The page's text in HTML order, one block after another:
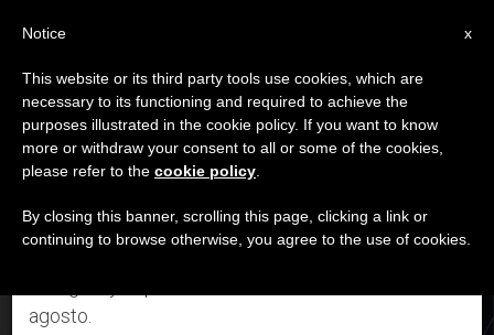
DÍA
Noviembre 19th, 2025
ÚLTIMAS NOTICIAS
Lo que la encuesta teológica de 2025 revela sobre la fe
×
Aviso importante
Del 27 de julio al 7 de agosto haremos la pausa
anual, aprovechando que en el periodo de verano
se generan menos informaciones y también el
agosto.
x
Notice
This website or its third party tools use cookies, which are
necessary to its functioning and required to achieve the
purposes illustrated in the cookie policy. If you want to know
more or withdraw your consent to all or some of the cookies,
please refer to the cookie policy
By closing this banner, scrolling this page, clicking a link or
continuing to browse otherwise, you agree to the use of cookies.